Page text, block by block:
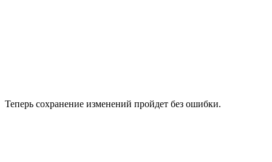
Теперь сохранение изменений пройдет без ошибки.